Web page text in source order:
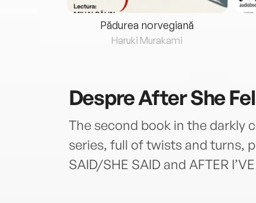
Pădurea norvegiană
Haruki Murakami
DespreAfter She
The second book in the darkly
series, full of twists and turns,
SAID/SHE SAID and AFTER